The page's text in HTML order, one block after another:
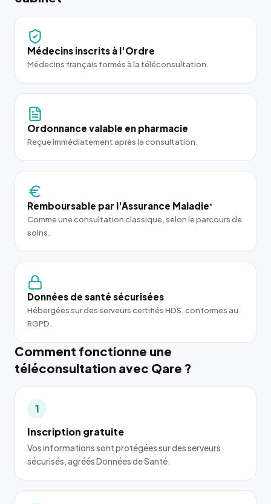
Médecins inscrits à l'Ordre
Médecins français formés à la téléconsultation.
Ordonnance valable en pharmacie
Reçue immédiatement après la consultation.
Remboursable par l'Assurance Maladie*
Comme une consultation classique, selon le parcours de
soins.
Données de santé sécurisées
Hébergées sur des serveurs certifiés HDS, conformes au
RGPD.
Comment fonctionne une
téléconsultation avec Qare ?
1
Inscription gratuite
Vos informations sont protégées sur des serveurs
sécurisés, agréés Données de Santé.